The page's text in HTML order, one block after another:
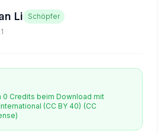
Li
Schöpfer
0 Credits beim Download mit
(CC BY 40) (CC